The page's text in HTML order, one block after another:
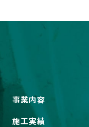
事業内容
施工実績